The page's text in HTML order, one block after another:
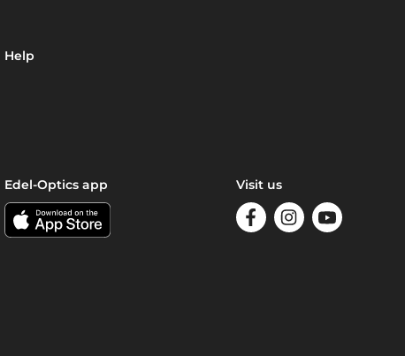
Help
Edel-Optics app Visit us